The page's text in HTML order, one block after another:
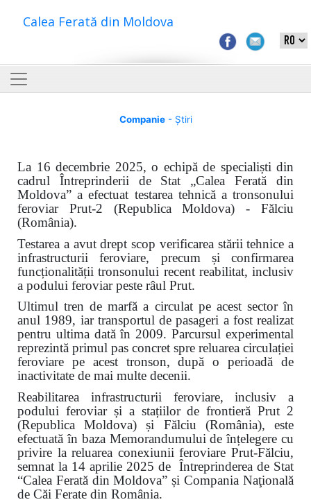
Calea Ferată din Moldova
Companie- Știri
La 16 decembrie 2025, o echipă de specialiști din
cadrul Întreprinderii de Stat „Calea Ferată din
Moldova” a efectuat testarea tehnică a tronsonului
feroviar Prut-2 (Republica Moldova) - Fălciu
(România).
Testarea a avut drept scop verificarea stării tehnice a
infrastructurii feroviare, precum și confirmarea
funcționalității tronsonului recent reabilitat, inclusiv
a podului feroviar peste râul Prut.
Ultimul tren de marfă a circulat pe acest sector în
anul 1989, iar transportul de pasageri a fost realizat
pentru ultima dată în 2009. Parcursul experimental
reprezintă primul pas concret spre reluarea circulației
feroviare pe acest tronson, după o perioadă de
inactivitate de mai multe decenii.
Reabilitarea infrastructurii feroviare, inclusiv a
podului feroviar și a stațiilor de frontieră Prut 2
(Republica Moldova) și Fălciu (România), este
efectuată în baza Memorandumului de înțelegere cu
privire la reluarea conexiunii feroviare Prut-Fălciu,
semnat la 14 aprilie 2025 de Întreprinderea de Stat
“Calea Ferată din Moldova” și Compania Naţională
de Căi Ferate din România.